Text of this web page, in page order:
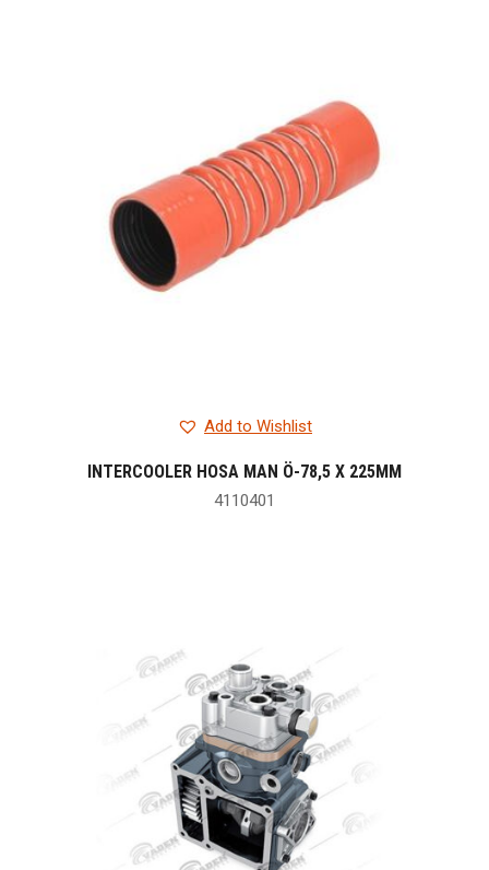
Add to Wishlist
INTERCOOLER HOSA MAN Ö-78,5 X 225MM
4110401